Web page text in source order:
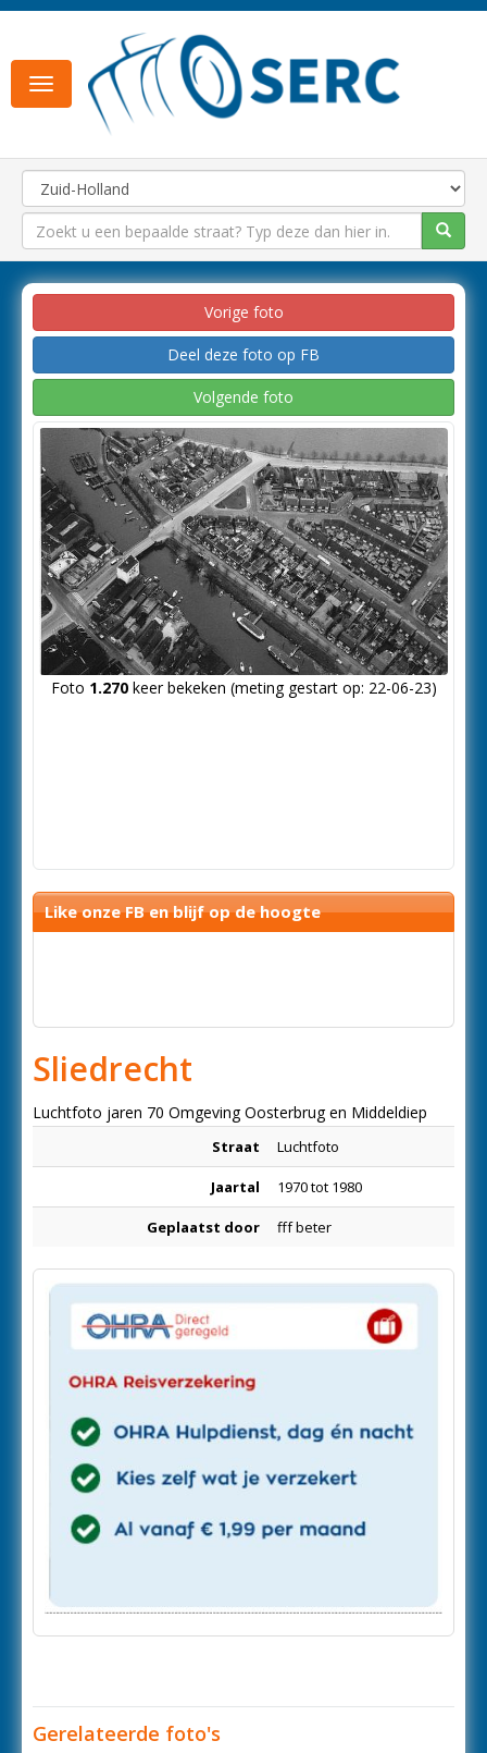
Toggle
navigation
Vorige foto
Deel deze foto op FB
Volgende foto
Foto 1.270keer bekeken (meting gestart op: 22-06-23)
Like onze FB en blijf op de hoogte
Sliedrecht
Luchtfoto jaren 70 Omgeving Oosterbrug en Middeldiep
Straat Luchtfoto
Jaartal 1970 tot 1980
Geplaatst door fff beter
Gerelateerde foto's